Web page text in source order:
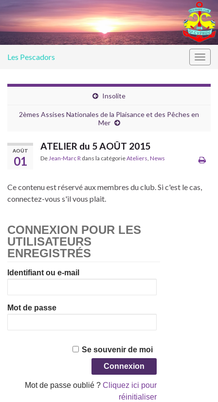
Les Pescadors
Insolite
2èmes Assises Nationales de la Plaisance et des Pêches en
Mer
AOÛT
01
ATELIER du 5 AOÛT 2015
DeJean-Marc R dans la catégorieAteliers, News
Ce contenu est réservé aux membres du club. Si c'est le cas,
connectez-vous s'il vous plait.
CONNEXION POUR LES
UTILISATEURS
ENREGISTRÉS
Identifiant ou e-mail
Mot de passe
Se souvenir de moi
Mot de passe oublié ?Cliquez ici pour
réinitialiser